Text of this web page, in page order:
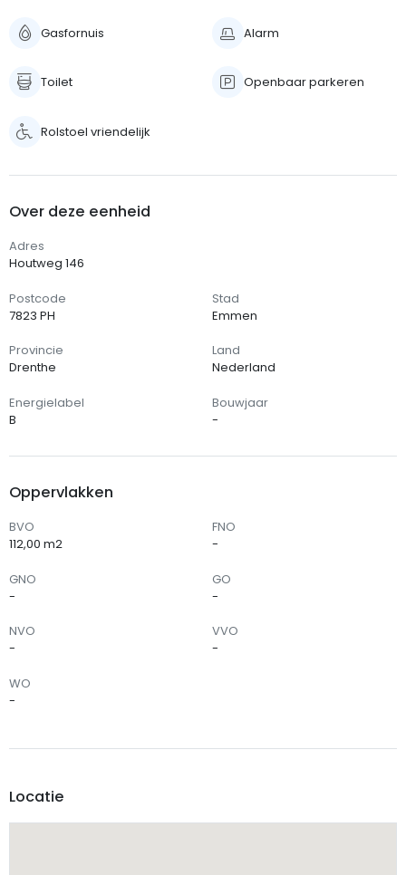
Gasfornuis Alarm
Toilet Openbaar parkeren
Rolstoel vriendelijk
Over deze eenheid
Adres
Houtweg 146
Postcode
7823 PH
Stad
Emmen
Provincie
Drenthe
Land
Nederland
Energielabel
B
Bouwjaar
-
Oppervlakken
BVO
112,00 m2
FNO
-
GNO
-
GO
-
NVO
-
VVO
-
WO
-
Locatie